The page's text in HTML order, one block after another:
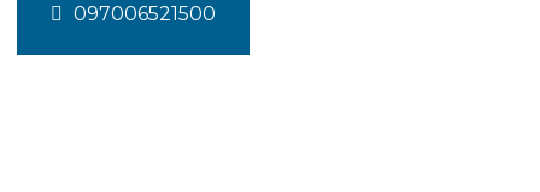
097006521500